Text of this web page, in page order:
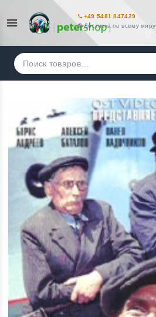
+49 5481 847429
Доставка по всему миру
Искать: